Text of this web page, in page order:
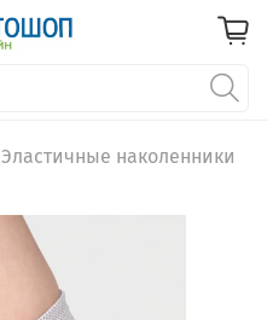
Эластичные наколенники